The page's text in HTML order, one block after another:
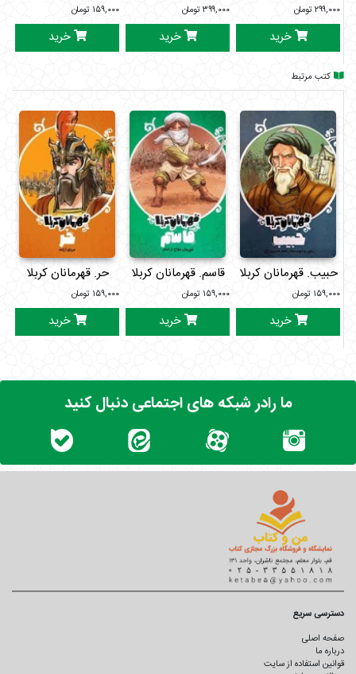
۲۹۹,۰۰۰ تومان
خرید
۳۹۹,۰۰۰تومان
خرید
۱۵۹,۰۰۰ تومان
خرید
کتب مرتبط
حبیب. قهرمانان کربلا
۱۵۹,۰۰۰ تومان
خرید
قاسم. قهرمانان کربلا
۱۵۹,۰۰۰ تومان
خرید
حر. قهرمانان کربلا
۱۵۹,۰۰۰ تومان
خرید
ما رادر شبکه های اجتماعی دنبال کنید
دسترسی سریع
صفحه اصلی
درباره ما
قوانین استفاده از سایت